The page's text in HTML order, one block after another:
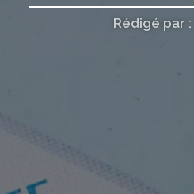
Rédigé par :